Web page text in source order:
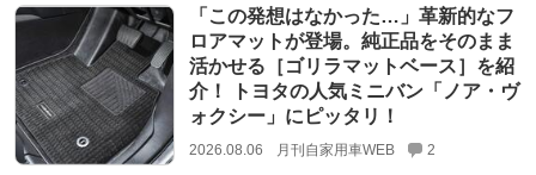
「この発想はなかった…」革新的なフ
ロアマットが登場。純正品をそのまま
活かせる［ゴリラマットベース］を紹
介！ トヨタの人気ミニバン「ノア・ヴ
ォクシー」にピッタリ！
2026.08.06 月刊自家用車WEB 2